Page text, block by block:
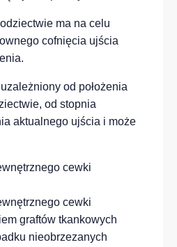
ma na celu
cofnięcia ujścia
od położenia
od stopnia
aktualnego ujścia i może
cewki
cewki
graftów tkankowych
nieobrzezanych